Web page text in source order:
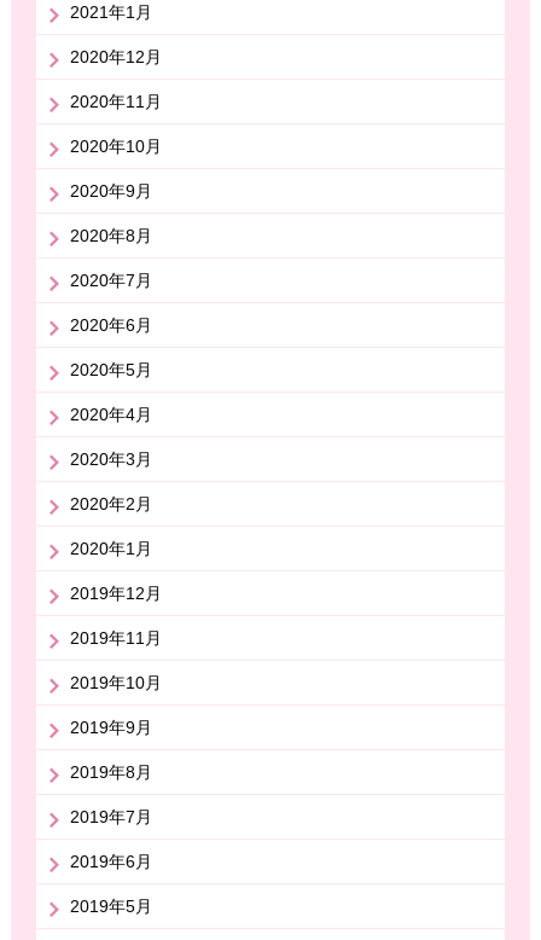
2021年1月
2020年12月
2020年11月
2020年10月
2020年9月
2020年8月
2020年7月
2020年6月
2020年5月
2020年4月
2020年3月
2020年2月
2020年1月
2019年12月
2019年11月
2019年10月
2019年9月
2019年8月
2019年7月
2019年6月
2019年5月